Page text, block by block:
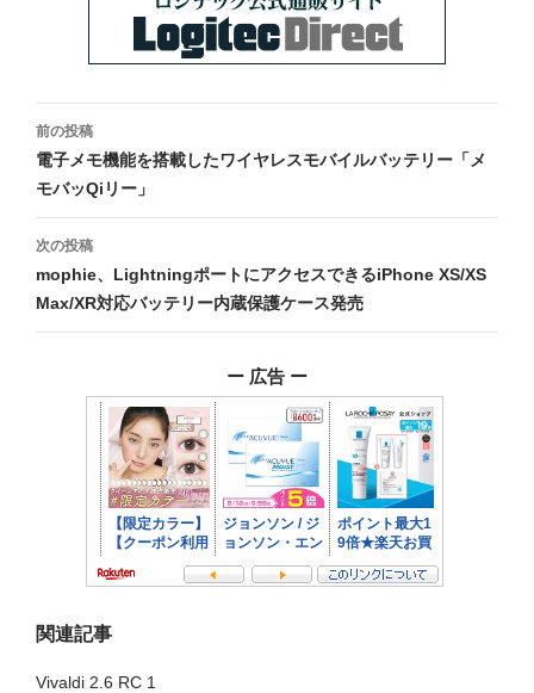
投
稿
ナ
ビ
ゲ
ー
前の投稿
電子メモ機能を搭載したワイヤレスモバイルバッテリー「メ
モバッQiリー」
次の投稿
mophie、LightningポートにアクセスできるiPhone XS/XS
Max/XR対応バッテリー内蔵保護ケース発売
ー 広告 ー
関連記事
Vivaldi 2.6 RC 1